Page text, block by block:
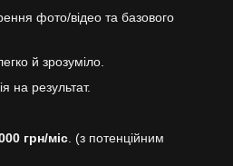
фото/відео та базового
й зрозуміло.
на результат.
грн/міс . (з потенційним